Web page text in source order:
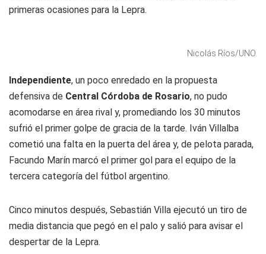
primeras ocasiones para la Lepra.
Nicolás Ríos/UNO.
Independiente, un poco enredado en la propuesta
defensiva de Central Córdoba de Rosario, no pudo
acomodarse en área rival y, promediando los 30 minutos
sufrió el primer golpe de gracia de la tarde. Iván Villalba
cometió una falta en la puerta del área y, de pelota parada,
Facundo Marín marcó el primer gol para el equipo de la
tercera categoría del fútbol argentino.
Cinco minutos después, Sebastián Villa ejecutó un tiro de
media distancia que pegó en el palo y salió para avisar el
despertar de la Lepra.